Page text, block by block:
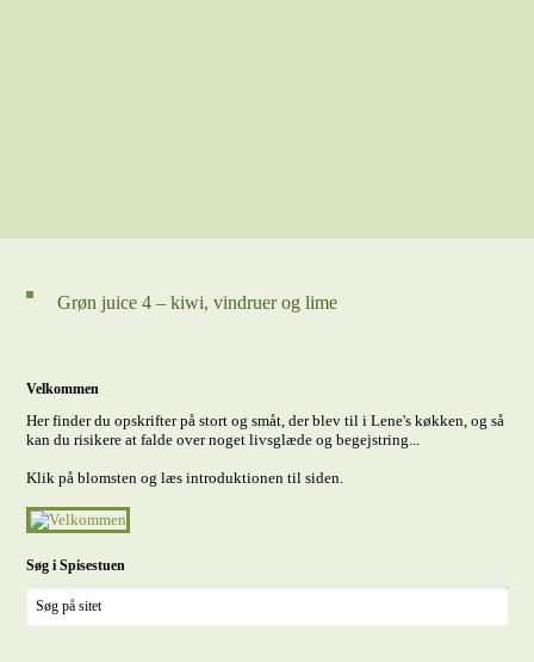
Grøn juice 4 – kiwi, vindruer og lime
Velkommen
Her finder du opskrifter på stort og småt, der blev til i Lene's køkken, og så
kan du risikere at falde over noget livsglæde og begejstring...
Klik på blomsten og læs introduktionen til siden.
Søg i Spisestuen